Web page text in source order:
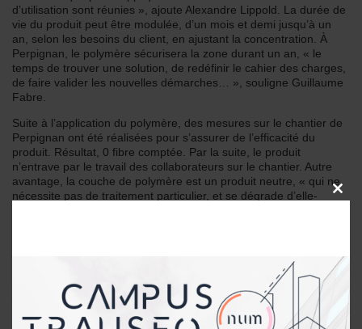
d’utilisation sont réunies », ajoute Alexandre Lippold. La durée de
vie du produit peut être modulée, d’un mois et demi jusqu’à un
an, selon les besoins du client, en ajustant la concentration. À
Perpignan, le polymère sécurisera la zone durant un an, « le
temps de trouver une solution, de redéfinir le cahier des charges,
de faire valider les nouvelles démarches… », souligne Guillaume
Fabre.
Suite à l’application du polymère, des mesures sur le chantier de
Perpignan ont été réalisées pour s’assurer de l’efficacité du
produit. Résultat, 0 fibre comptée. Par la suite, le produit
n’entrave par le travail des collaborateurs sur le chantier. Autre
avantage, la couche de polymère est un produit neutre, « qui ne
nécessite pas de traitement particulier, et se dégrade d’elle-
CLOSE